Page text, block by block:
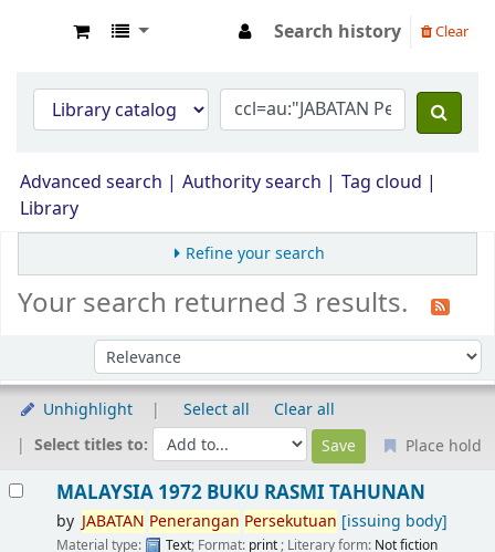
Search history Clear
Advanced search Authority search
Tag cloud
Library
Refine your search
Your search returned 3 results.
Sort by:
Unhighlight Select all
Clear all
Select titles to:
Place hold
MALAYSIA 1972 BUKU RASMI TAHUNAN
by JABATAN Penerangan Persekutuan [issuing body]
Material type: Text; Format: print; Literary form: Not fiction